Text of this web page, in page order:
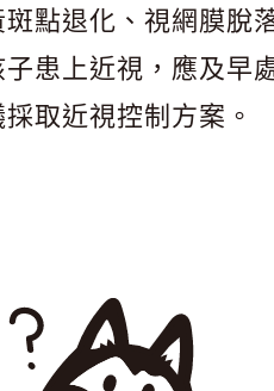
點退化、視網膜脫
患上近視，應及早
取近視控制方案。